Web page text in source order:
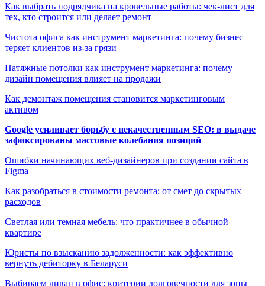
Как выбрать подрядчика на кровельные работы: чек-лист для
тех, кто строится или делает ремонт
Чистота офиса как инструмент маркетинга: почему бизнес
теряет клиентов из-за грязи
Натяжные потолки как инструмент маркетинга: почему
дизайн помещения влияет на продажи
Как демонтаж помещения становится маркетинговым
активом
Google усиливает борьбу с некачественным SEO: в выдаче
зафиксированы массовые колебания позиций
Ошибки начинающих веб-дизайнеров при создании сайта в
Figma
Как разобраться в стоимости ремонта: от смет до скрытых
расходов
Светлая или темная мебель: что практичнее в обычной
квартире
Юристы по взысканию задолженности: как эффективно
вернуть дебиторку в Беларуси
Выбираем диван в офис: критерии долговечности для зоны